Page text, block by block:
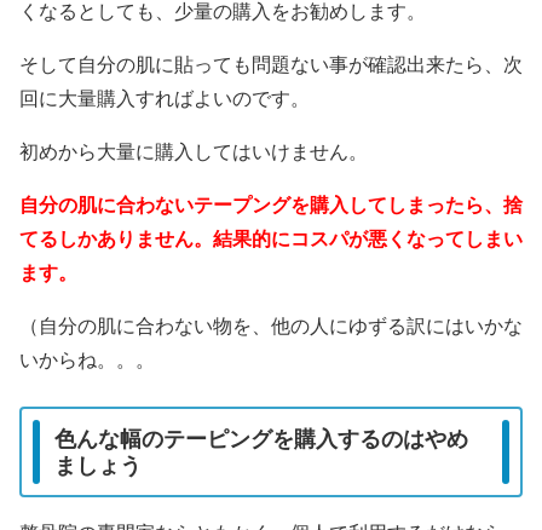
くなるとしても、少量の購入をお勧めします。
そして自分の肌に貼っても問題ない事が確認出来たら、次
回に大量購入すればよいのです。
初めから大量に購入してはいけません。
自分の肌に合わないテープングを購入してしまったら、捨
てるしかありません。結果的にコスパが悪くなってしまい
ます。
（自分の肌に合わない物を、他の人にゆずる訳にはいかな
いからね。。。
色んな幅のテーピングを購入するのはやめ
ましょう